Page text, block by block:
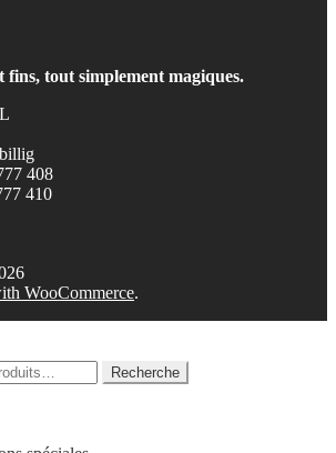
fins, tout simplement magiques.
408
410
WooCommerce.
Recherche